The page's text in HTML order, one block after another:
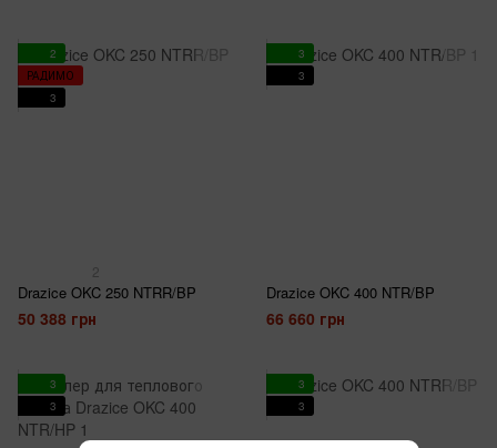
2
РАДИМО
3
2
Drazice OKC 250 NTRR/BP
50 388 грн
3
3
Drazice OKC 400 NTR/BP
66 660 грн
3
3
3
3